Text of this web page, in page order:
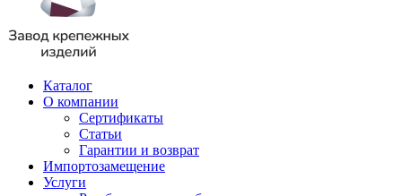
Каталог
О компании
Сертификаты
Статьи
Гарантии и возврат
Импортозамещение
Услуги